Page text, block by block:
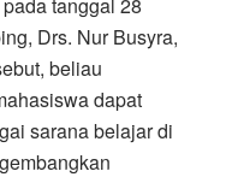
Drs. Nur Busyra,
beliau
dapat
sarana belajar di